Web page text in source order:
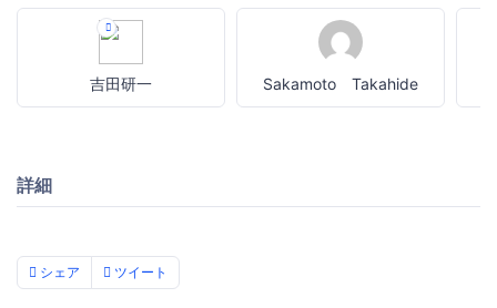
吉田研一 Sakamoto Takahide
詳細
シェア ツイート